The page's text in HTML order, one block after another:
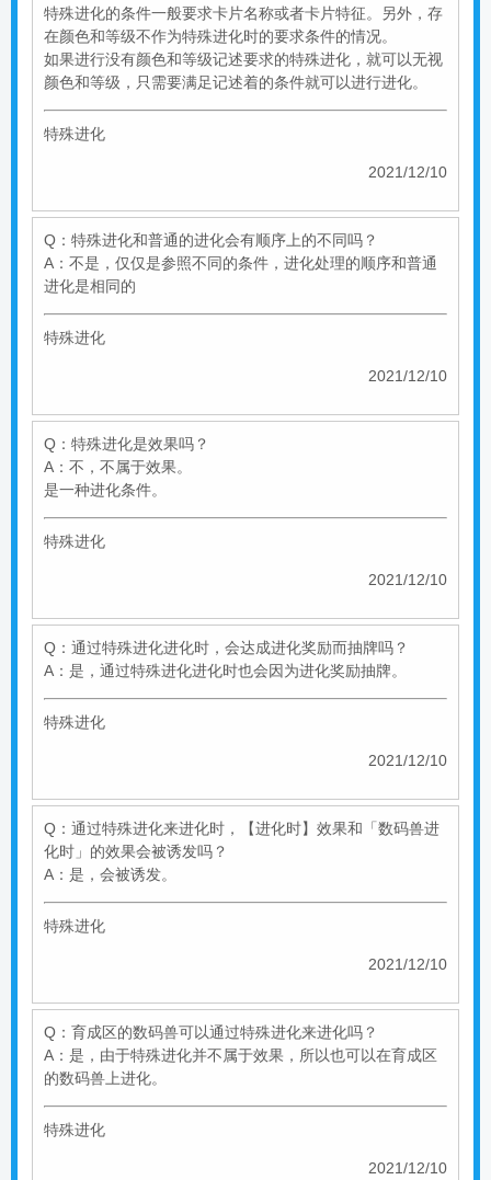
特殊进化的条件一般要求卡片名称或者卡片特征。另外，存
在颜色和等级不作为特殊进化时的要求条件的情况。
如果进行没有颜色和等级记述要求的特殊进化，就可以无视
颜色和等级，只需要满足记述着的条件就可以进行进化。
特殊进化
2021/12/10
Q：特殊进化和普通的进化会有顺序上的不同吗？
A：不是，仅仅是参照不同的条件，进化处理的顺序和普通
进化是相同的
特殊进化
2021/12/10
Q：特殊进化是效果吗？
A：不，不属于效果。
是一种进化条件。
特殊进化
2021/12/10
Q：通过特殊进化进化时，会达成进化奖励而抽牌吗？
A：是，通过特殊进化进化时也会因为进化奖励抽牌。
特殊进化
2021/12/10
Q：通过特殊进化来进化时，【进化时】效果和「数码兽进
化时」的效果会被诱发吗？
A：是，会被诱发。
特殊进化
2021/12/10
Q：育成区的数码兽可以通过特殊进化来进化吗？
A：是，由于特殊进化并不属于效果，所以也可以在育成区
的数码兽上进化。
特殊进化
2021/12/10